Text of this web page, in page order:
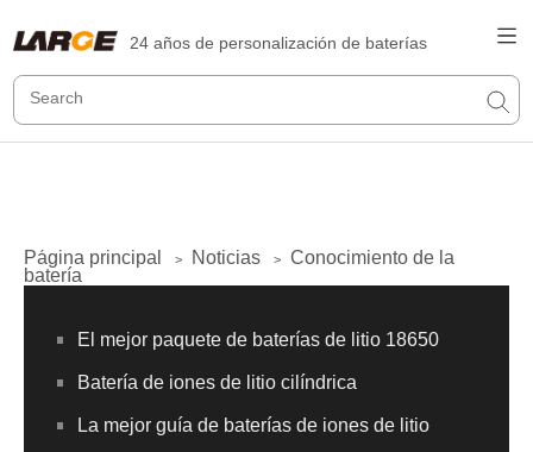
24 años de personalización de baterías
Página principal > Noticias >
Conocimiento de la
batería
El mejor paquete de baterías de litio 18650
Batería de iones de litio cilíndrica
La mejor guía de baterías de iones de litio